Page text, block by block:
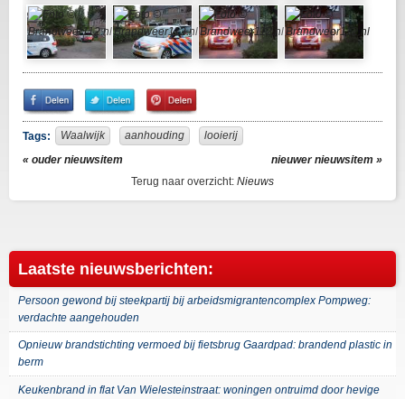
Share
on
Facebook
Share
on
Twitter
Pin
It!
Tags: Waalwijk aanhouding
looierij
« ouder nieuwsitem
nieuwer nieuwsitem »
Terug naar overzicht: Nieuws
Laatste nieuwsberichten:
Persoon gewond bij steekpartij bij arbeidsmigrantencomplex Pompweg:
verdachte aangehouden
Opnieuw brandstichting vermoed bij fietsbrug Gaardpad: brandend plastic in
berm
Keukenbrand in flat Van Wielesteinstraat: woningen ontruimd door hevige